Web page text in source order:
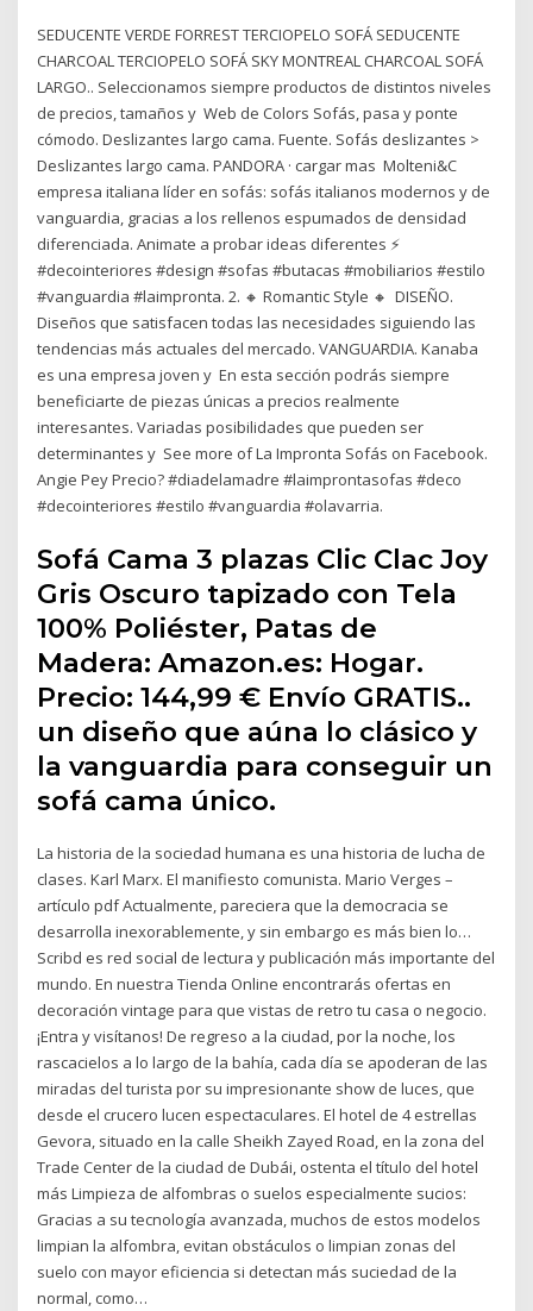
SEDUCENTE VERDE FORREST TERCIOPELO SOFÁ SEDUCENTE
CHARCOAL TERCIOPELO SOFÁ SKY MONTREAL CHARCOAL SOFÁ
LARGO.. Seleccionamos siempre productos de distintos niveles
de precios, tamaños y Web de Colors Sofás, pasa y ponte
cómodo. Deslizantes largo cama. Fuente. Sofás deslizantes >
Deslizantes largo cama. PANDORA · cargar mas Molteni&C
empresa italiana líder en sofás: sofás italianos modernos y de
vanguardia, gracias a los rellenos espumados de densidad
diferenciada. Animate a probar ideas diferentes ⚡
#decointeriores #design #sofas #butacas #mobiliarios #estilo
#vanguardia #laimpronta. 2. 🔸️ Romantic Style 🔸️ DISEÑO.
Diseños que satisfacen todas las necesidades siguiendo las
tendencias más actuales del mercado. VANGUARDIA. Kanaba
es una empresa joven y En esta sección podrás siempre
beneficiarte de piezas únicas a precios realmente
interesantes. Variadas posibilidades que pueden ser
determinantes y See more of La Impronta Sofás on Facebook.
Angie Pey Precio? #diadelamadre #laimprontasofas #deco
#decointeriores #estilo #vanguardia #olavarria.
Sofá Cama 3 plazas Clic Clac Joy
Gris Oscuro tapizado con Tela
100% Poliéster, Patas de
Madera: Amazon.es: Hogar.
Precio: 144,99 € Envío GRATIS..
un diseño que aúna lo clásico y
la vanguardia para conseguir un
sofá cama único.
La historia de la sociedad humana es una historia de lucha de
clases. Karl Marx. El manifiesto comunista. Mario Verges –
artículo pdf Actualmente, pareciera que la democracia se
desarrolla inexorablemente, y sin embargo es más bien lo…
Scribd es red social de lectura y publicación más importante del
mundo. En nuestra Tienda Online encontrarás ofertas en
decoración vintage para que vistas de retro tu casa o negocio.
¡Entra y visítanos! De regreso a la ciudad, por la noche, los
rascacielos a lo largo de la bahía, cada día se apoderan de las
miradas del turista por su impresionante show de luces, que
desde el crucero lucen espectaculares. El hotel de 4 estrellas
Gevora, situado en la calle Sheikh Zayed Road, en la zona del
Trade Center de la ciudad de Dubái, ostenta el título del hotel
más Limpieza de alfombras o suelos especialmente sucios:
Gracias a su tecnología avanzada, muchos de estos modelos
limpian la alfombra, evitan obstáculos o limpian zonas del
suelo con mayor eficiencia si detectan más suciedad de la
normal, como…